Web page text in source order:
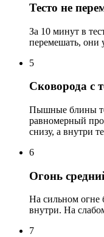
Тесто не
За 10 минут в
перемешать, они
5
Сковорода с
Пышные блины
равномерный
снизу, а внутри
6
Огонь
На сильном огне
внутри. На
7